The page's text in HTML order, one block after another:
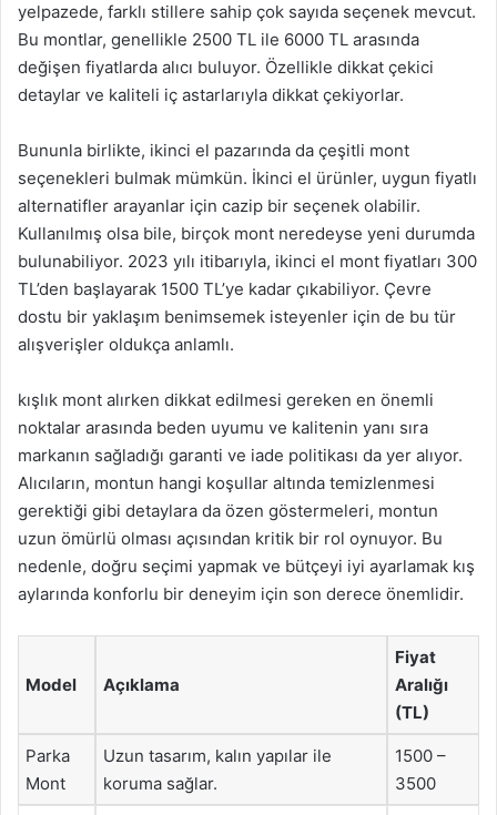
yelpazede, farklı stillere sahip çok sayıda seçenek mevcut.
Bu montlar, genellikle 2500 TL ile 6000 TL arasında
değişen fiyatlarda alıcı buluyor. Özellikle dikkat çekici
detaylar ve kaliteli iç astarlarıyla dikkat çekiyorlar.
Bununla birlikte, ikinci el pazarında da çeşitli mont
seçenekleri bulmak mümkün. İkinci el ürünler, uygun fiyatlı
alternatifler arayanlar için cazip bir seçenek olabilir.
Kullanılmış olsa bile, birçok mont neredeyse yeni durumda
bulunabiliyor. 2023 yılı itibarıyla, ikinci el mont fiyatları 300
TL’den başlayarak 1500 TL’ye kadar çıkabiliyor. Çevre
dostu bir yaklaşım benimsemek isteyenler için de bu tür
alışverişler oldukça anlamlı.
kışlık mont alırken dikkat edilmesi gereken en önemli
noktalar arasında beden uyumu ve kalitenin yanı sıra
markanın sağladığı garanti ve iade politikası da yer alıyor.
Alıcıların, montun hangi koşullar altında temizlenmesi
gerektiği gibi detaylara da özen göstermeleri, montun
uzun ömürlü olması açısından kritik bir rol oynuyor. Bu
nedenle, doğru seçimi yapmak ve bütçeyi iyi ayarlamak kış
aylarında konforlu bir deneyim için son derece önemlidir.
Model Açıklama
Fiyat
Aralığı
(TL)
Parka
Mont
Uzun tasarım, kalın yapılar ile
koruma sağlar.
1500 –
3500